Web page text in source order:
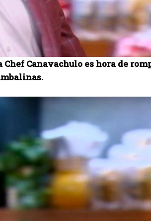
Canavachulo es hora de